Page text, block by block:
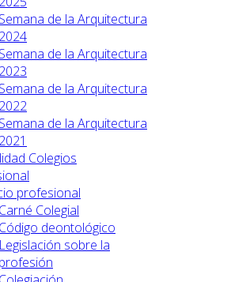
Semana de la Arquitectura
2024
Semana de la Arquitectura
2023
Semana de la Arquitectura
2022
Semana de la Arquitectura
2021
Colegios
profesional
Carné Colegial
Código deontológico
Legislación sobre la
profesión